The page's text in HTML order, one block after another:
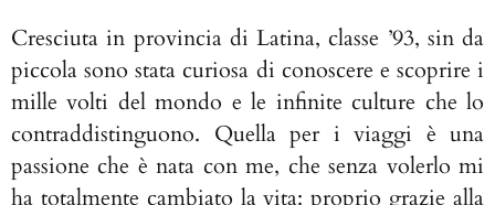
Cresciuta in provincia di Latina, classe ’93, sin da
piccola sono stata curiosa di conoscere e scoprire i
mille volti del mondo e le infinite culture che lo
contraddistinguono. Quella per i viaggi è una
passione che è nata con me, che senza volerlo mi
ha totalmente cambiato la vita: proprio grazie alla